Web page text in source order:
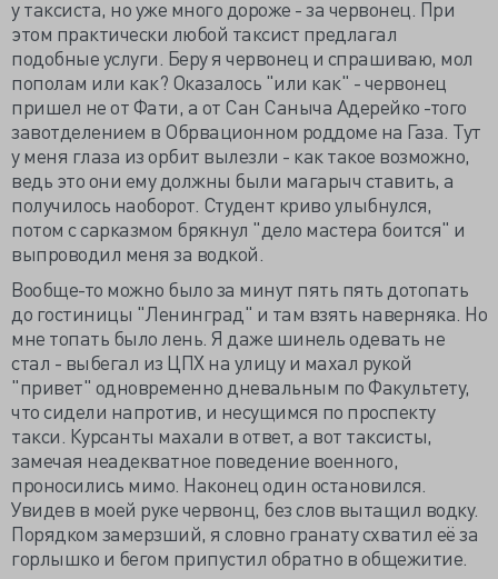
у таксиста, но уже много дороже - за червонец. При
этом практически любой таксист предлагал
подобные услуги. Беру я червонец и спрашиваю, мол
пополам или как? Оказалось "или как" - червонец
пришел не от Фати, а от Сан Саныча Адерейко -того
завотделением в Обрвационном роддоме на Газа. Тут
у меня глаза из орбит вылезли - как такое возможно,
ведь это они ему должны были магарыч ставить, а
получилось наоборот. Студент криво улыбнулся,
потом с сарказмом брякнул "дело мастера боится" и
выпроводил меня за водкой.
Вообще-то можно было за минут пять пять дотопать
до гостиницы "Ленинград" и там взять наверняка. Но
мне топать было лень. Я даже шинель одевать не
стал - выбегал из ЦПХ на улицу и махал рукой
"привет" одновременно дневальным по Факультету,
что сидели напротив, и несущимся по проспекту
такси. Курсанты махали в ответ, а вот таксисты,
замечая неадекватное поведение военного,
проносились мимо. Наконец один остановился.
Увидев в моей руке червонц, без слов вытащил водку.
Порядком замерзший, я словно гранату схватил её за
горлышко и бегом припустил обратно в общежитие.